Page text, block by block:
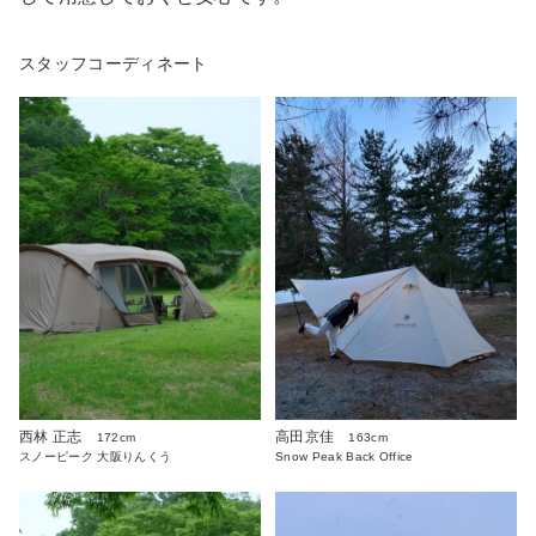
スタッフコーディネート
西林 正志
172cm
スノーピーク 大阪りんくう
高田京佳
163cm
Snow Peak Back Office